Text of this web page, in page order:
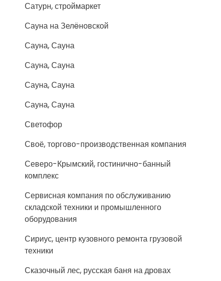
Сатурн, строймаркет
Сауна на Зелëновской
Сауна, Сауна
Сауна, Сауна
Сауна, Сауна
Сауна, Сауна
Светофор
Своё, торгово-производственная компания
Северо-Крымский, гостинично-банный
комплекс
Сервисная компания по обслуживанию
складской техники и промышленного
оборудования
Сириус, центр кузовного ремонта грузовой
техники
Сказочный лес, русская баня на дровах